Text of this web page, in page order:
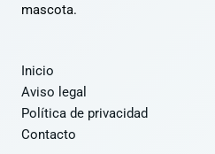
mascota.
Inicio
Aviso legal
Política de privacidad
Contacto